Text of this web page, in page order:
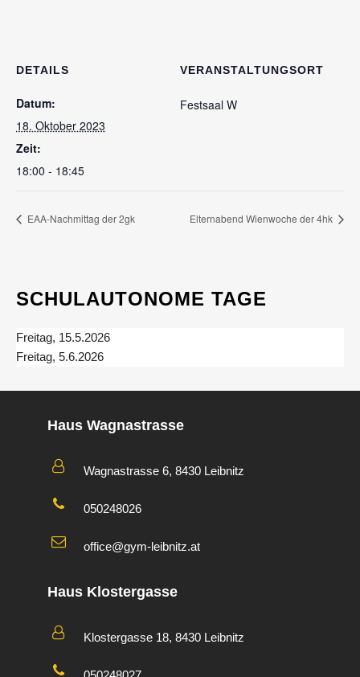
DETAILS
Datum:
18. Oktober 2023
Zeit:
18:00 - 18:45
VERANSTALTUNGSORT
Festsaal W
EAA-Nachmittag der 2gk Elternabend Wienwoche der 4hk
SCHULAUTONOME TAGE
Freitag, 15.5.2026
Freitag, 5.6.2026
Haus Wagnastrasse
Wagnastrasse 6, 8430 Leibnitz
050248026
office@gym-leibnitz.at
Haus Klostergasse
Klostergasse 18, 8430 Leibnitz